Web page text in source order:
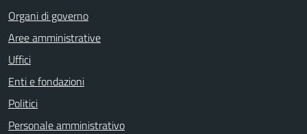
Organi di governo
Aree amministrative
Uffici
Enti e fondazioni
Politici
Personale amministrativo